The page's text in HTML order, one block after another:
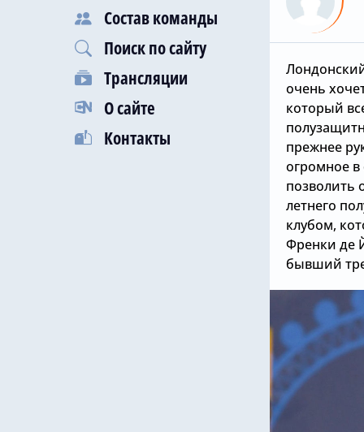
Состав команды
Поиск по сайту
Трансляции
О сайте
Контакты
очень
который
прежнее
огромное
позволить
летнего
клубом,
Френки де
бывший